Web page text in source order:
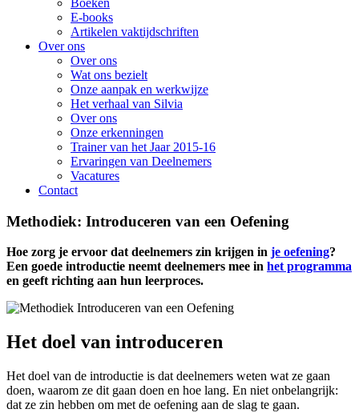
Boeken
E-books
Artikelen vaktijdschriften
Over ons
Over ons
Wat ons bezielt
Onze aanpak en werkwijze
Het verhaal van Silvia
Over ons
Onze erkenningen
Trainer van het Jaar 2015-16
Ervaringen van Deelnemers
Vacatures
Contact
Methodiek: Introduceren van een Oefening
Hoe zorg je ervoor dat deelnemers zin krijgen in je oefening?
Een goede introductie neemt deelnemers mee in het programma
en geeft richting aan hun leerproces.
Het doel van introduceren
Het doel van de introductie is dat deelnemers weten wat ze gaan
doen, waarom ze dit gaan doen en hoe lang. En niet onbelangrijk:
dat ze zin hebben om met de oefening aan de slag te gaan.